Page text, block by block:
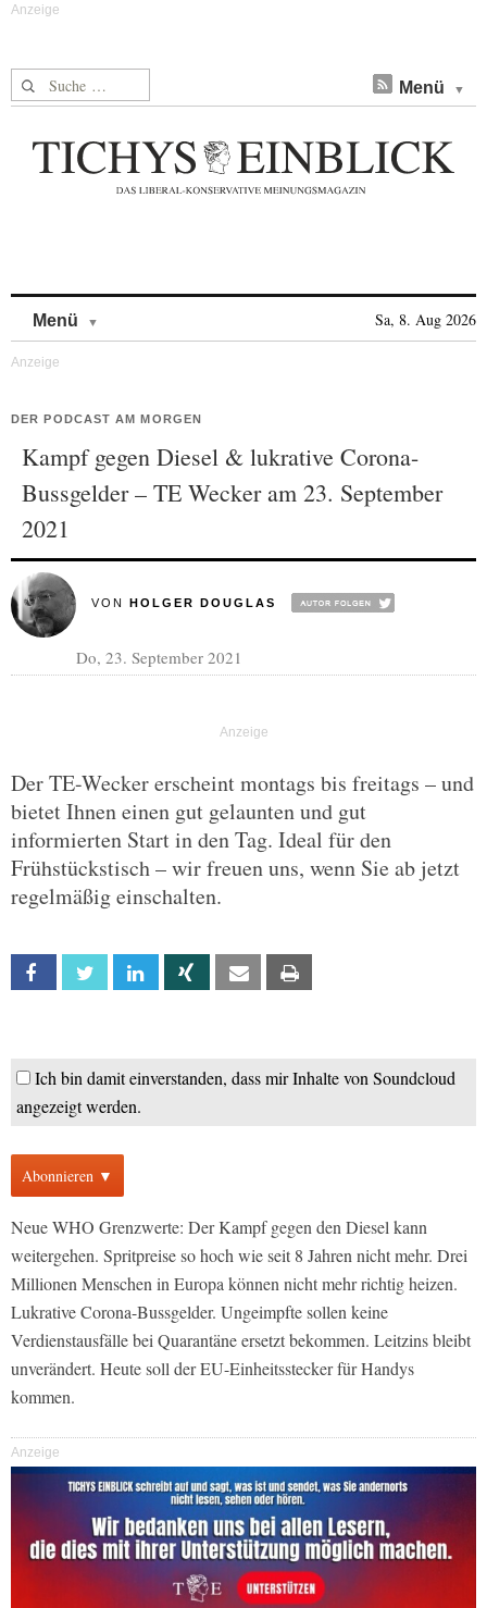
Suche nach: Menü
Menü Sa, 8. Aug 2026
DER PODCAST AM MORGEN
Kampf gegen Diesel & lukrative Corona-
Bussgelder – TE Wecker am 23. September
2021
VON HOLGER DOUGLAS
Do, 23. September 2021
Der TE-Wecker erscheint montags bis freitags – und
bietet Ihnen einen gut gelaunten und gut
informierten Start in den Tag. Ideal für den
Frühstückstisch – wir freuen uns, wenn Sie ab jetzt
regelmäßig einschalten.
Facebook Twitter Linkedin Xing Email
Ich bin damit einverstanden, dass mir Inhalte von Soundcloud
angezeigt werden.
Abonnieren ▼
Neue WHO Grenzwerte: Der Kampf gegen den Diesel kann
weitergehen. Spritpreise so hoch wie seit 8 Jahren nicht mehr. Drei
Millionen Menschen in Europa können nicht mehr richtig heizen.
Lukrative Corona-Bussgelder. Ungeimpfte sollen keine
Verdienstausfälle bei Quarantäne ersetzt bekommen. Leitzins bleibt
unverändert. Heute soll der EU-Einheitsstecker für Handys
kommen.
Anzeige